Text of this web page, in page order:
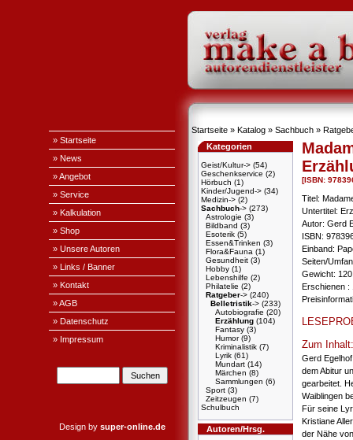
» Startseite
» News
» Angebot
» Service
» Kalkulation
» Shop
» Unsere Autoren
» Links / Banner
» Kontakt
» AGB
» Datenschutz
» Impressum
Design by super-online.de
Startseite » Katalog » Sachbuch »
Kategorien
Geist/Kultur-> (54)
Geschenkservice (2)
Hörbuch (1)
Kinder/Jugend-> (34)
Medizin-> (2)
Sachbuch-> (273)
Astrologie (3)
Bildband (3)
Esoterik (5)
Essen&Trinken (3)
Flora&Fauna (1)
Gesundheit (3)
Hobby (1)
Lebenshilfe (2)
Philatelie (2)
Ratgeber-> (240)
Belletristik-> (233)
Autobiografie (20)
Erzählung (104)
Fantasy (3)
Humor(9)
Kriminalistik (7)
Lyrik (61)
Mundart (14)
Märchen (8)
Sammlungen (6)
Sport (3)
Zeitzeugen (7)
Schulbuch
Autoren/Hrsg.
[ISBN:
Titel:
Untertitel:
Autor: Gerd
ISBN:
Einband:
Seiten/
Gewicht:
Erschienen :
Zum Inhalt:
Gerd
dem Abitur
gearbeitet.
Waiblingen
Für seine
Kristiane
der Nähe